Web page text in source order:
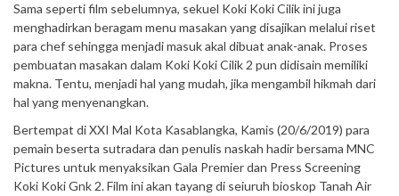
Sama seperti film sebelumnya, sekuel Koki Koki Cilik ini juga
menghadirkan beragam menu masakan yang disajikan melalui riset
para chef sehingga menjadi masuk akal dibuat anak-anak. Proses
pembuatan masakan dalam Koki Koki Cilik 2 pun didisain memiliki
makna. Tentu, menjadi hal yang mudah, jika mengambil hikmah dari
hal yang menyenangkan.
Bertempat di XXI Mal Kota Kasablangka, Kamis (20/6/2019) para
pemain beserta sutradara dan penulis naskah hadir bersama MNC
Pictures untuk menyaksikan Gala Premier dan Press Screening
Koki Koki Gnk 2. Film ini akan tayang di seiuruh bioskop Tanah Air